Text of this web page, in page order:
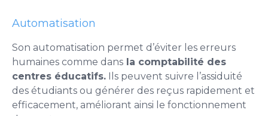
Automatisation
Son automatisation permet d’éviter les erreurs
humaines comme dans la comptabilité des
centres éducatifs. Ils peuvent suivre l’assiduité
des étudiants ou générer des reçus rapidement et
efficacement, améliorant ainsi le fonctionnement